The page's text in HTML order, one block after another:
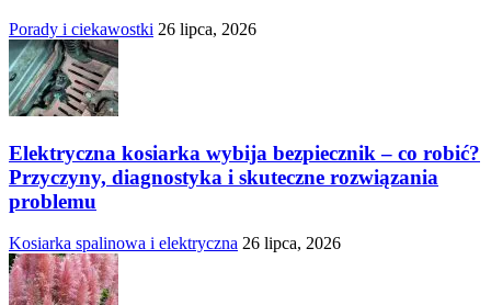
Porady i ciekawostki 26 lipca, 2026
Elektryczna kosiarka wybija bezpiecznik – co robić?
Przyczyny, diagnostyka i skuteczne rozwiązania
problemu
Kosiarka spalinowa i elektryczna 26 lipca, 2026